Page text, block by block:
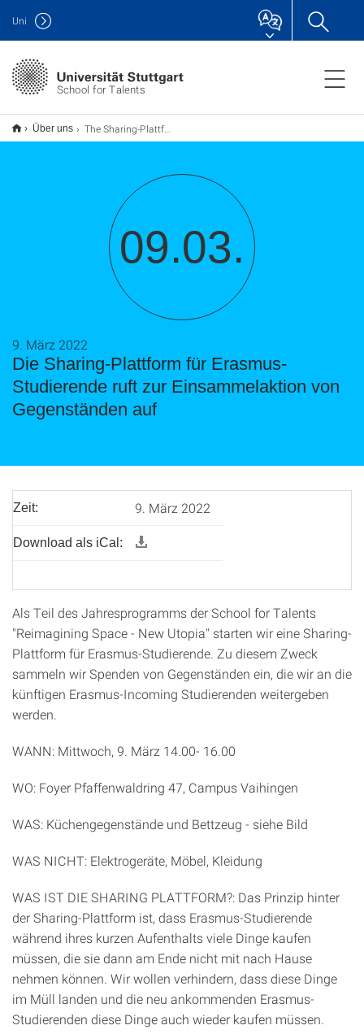
School for Talents
Uni
Über uns The Sharing-Plattform for Erasmus students collects items on campus
09.03.
Die Sharing-Plattform für Erasmus-
Studierende ruft zur Einsammelaktion von
Gegenständen auf
9. März 2022
Zeit: 9. März 2022
Download als iCal:
Als Teil des Jahresprogramms der School for Talents
"Reimagining Space - New Utopia" starten wir eine Sharing-
Plattform für Erasmus-Studierende. Zu diesem Zweck
sammeln wir Spenden von Gegenständen ein, die wir an die
künftigen Erasmus-Incoming Studierenden weitergeben
werden.
WANN: Mittwoch, 9. März 14.00- 16.00
WO: Foyer Pfaffenwaldring 47, Campus Vaihingen
WAS: Küchengegenstände und Bettzeug - siehe Bild
WAS NICHT: Elektrogeräte, Möbel, Kleidung
WAS IST DIE SHARING PLATTFORM?: Das Prinzip hinter
der Sharing-Plattform ist, dass Erasmus-Studierende
während ihres kurzen Aufenthalts viele Dinge kaufen
müssen, die sie dann am Ende nicht mit nach Hause
nehmen können. Wir wollen verhindern, dass diese Dinge
im Müll landen und die neu ankommenden Erasmus-
Studierenden diese Dinge auch wieder kaufen müssen.